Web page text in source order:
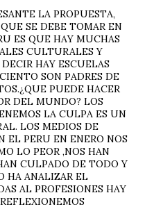
LA PROPUESTA,
SE DEBE TOMAR EN
ES QUE HAY MUCHAS
CULTURALES Y
HAY ESCUELAS
SON PADRES DE
PUEDE HACER
DEL MUNDO? LOS
LA CULPA ES UN
LOS MEDIOS DE
EL PERU EN ENERO NOS
LO PEOR ,NOS HAN
CULPADO DE TODO Y
HA ANALIZAR EL
AL PROFESIONES HAY